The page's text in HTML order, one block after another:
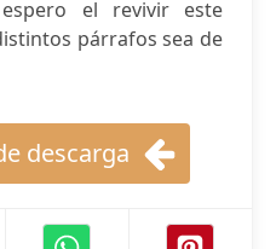
el revivir este
párrafos sea de
descarga